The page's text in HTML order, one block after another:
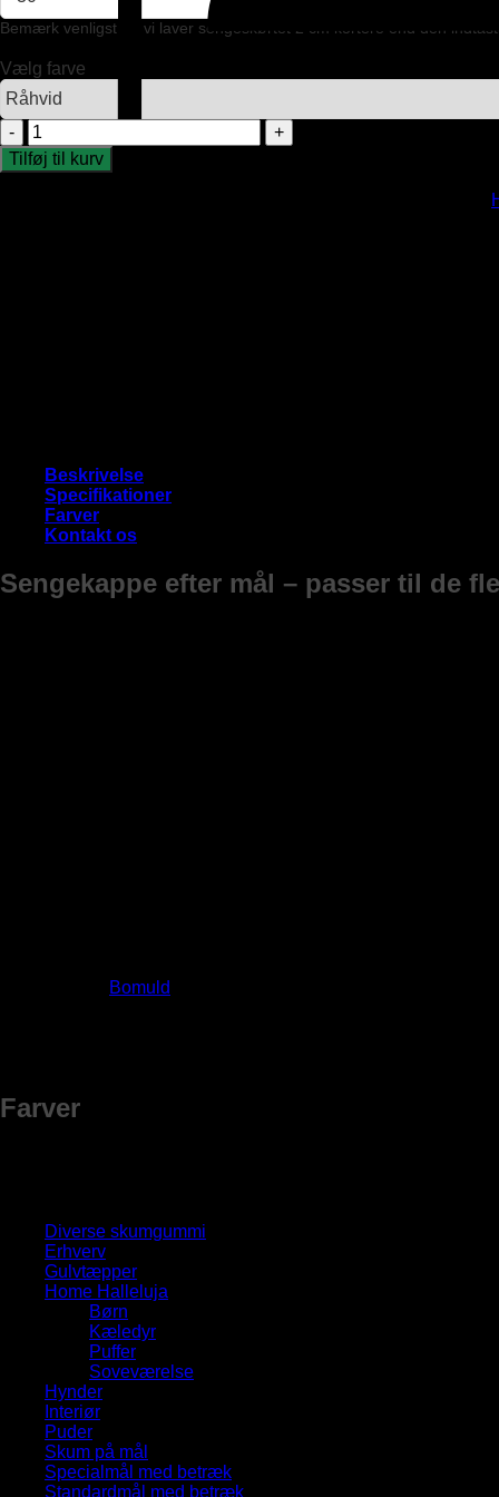
Bemærk venligst, at vi laver sengeskørtet 2 cm kortere end den
Vælg farve
Sengekappe
antal
Tilføj til kurv
Beskrivelse
Specifikationer
Farver
Kontakt os
Sengekappe efter mål – passer til de
Bomuld
Farver
Diverse skumgummi
Erhverv
Gulvtæpper
Home Halleluja
Børn
Kæledyr
Puffer
Soveværelse
Hynder
Interiør
Puder
Skum på mål
Specialmål med betræk
Standardmål med betræk